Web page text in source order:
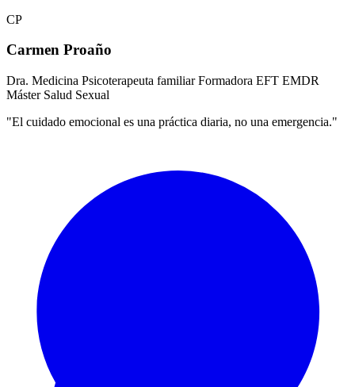
CP
Carmen Proaño
Dra. Medicina Psicoterapeuta familiar Formadora EFT EMDR
Máster Salud Sexual
"El cuidado emocional es una práctica diaria, no una emergencia."